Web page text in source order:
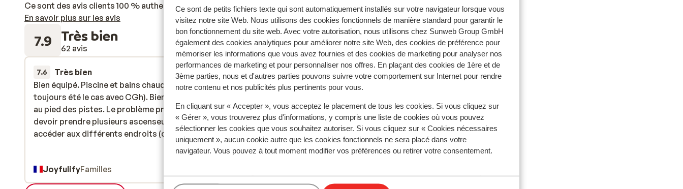
Ce sont de petits fichiers texte qui sont automatiquement installés sur votre navigateur lorsque vous
visitez notre site Web. Nous utilisons des cookies fonctionnels de manière standard pour garantir le
bon fonctionnement du site web. Avec votre autorisation, nous utilisons chez Sunweb Group GmbH
également des cookies analytiques pour améliorer notre site Web, des cookies de préférence pour
mémoriser les informations que vous avez fournies et des cookies de marketing pour analyser nos
performances de marketing et pour personnaliser nos offres. En plaçant des cookies de 1ère et de
3ème parties, nous et d'autres parties pouvons suivre votre comportement sur Internet pour rendre
notre contenu et nos publicités plus pertinents pour vous.
En cliquant sur « Accepter », vous acceptez le placement de tous les cookies. Si vous cliquez sur
« Gérer », vous trouverez plus d'informations, y compris une liste de cookies où vous pouvez
sélectionner les cookies que vous souhaitez autoriser. Si vous cliquez sur « Cookies nécessaires
uniquement », aucun cookie autre que les cookies fonctionnels ne sera placé dans votre
navigateur. Vous pouvez à tout moment modifier vos préférences ou retirer votre consentement.
Ce sont des avis clients 100 % authentiques qui reflètent fidèlement leur expérience avec notre produit.
En savoir plus sur les avis
7.9 Très bien
62 avis Réservé principalement par familles
7.6 Très bien
11 avr. 2026
Bien équipé. Piscine et bains chauds (ce qui n’a pas
toujours été le cas avec CGh). Bien situé bien que pas
au pied des pistes. Le problème principal est le fait de
devoir prendre plusieurs ascenseurs et couloirs pour
accéder aux différents endroits (comme souvent avec
Bien équipé. Piscine et bains chauds (ce qui n’a pas
toujours été le cas avec CGh). Bien situé bien que pas
au pied des pistes. Le problème principal est le fait de
devoir prendre plusieurs ascenseurs et couloirs pour
accéder aux différents endroits (comm...plus
JoyfulifyFamilles
7.7 Très bien
4 avr. 2026
Het appartement is ruim met 3 slaapkamers. De
net als de algemene staat van het appartement kunnen
ze wat extra onderhoud gebruiken of gerenoveerd
worden. De locatie, het terras en de wellness maken dit
echter wel goed.
Het appartement is ruim met 3 slaapkamers. De
net als de algemene staat van het appartement kunnen
ze wat extra onderhoud gebruiken of gerenoveerd
worden. De locatie, het terras en de wellness maken d...
plus